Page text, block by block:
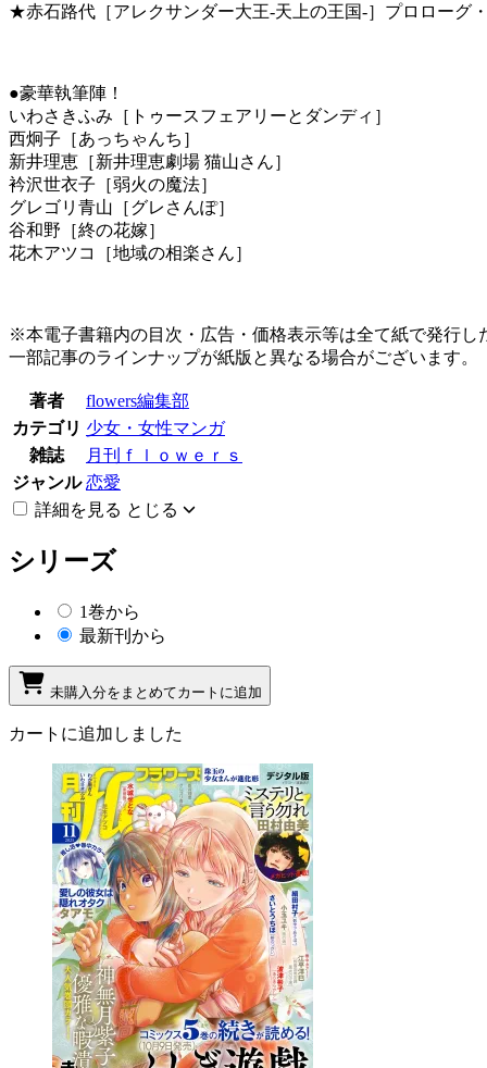
★赤石路代［アレクサンダー大王‐天上の王国‐］プロローグ
●豪華執筆陣！
いわさきふみ［トゥースフェアリーとダンディ］
西炯子［あっちゃんち］
新井理恵［新井理恵劇場 猫山さん］
衿沢世衣子［弱火の魔法］
グレゴリ青山［グレさんぽ］
谷和野［終の花嫁］
花木アツコ［地域の相楽さん］
※本電子書籍内の目次・広告・価格表示等は全て紙で発行
一部記事のラインナップが紙版と異なる場合がございます。
著者
flowers編集部
カテゴリ 少女・女性マンガ
雑誌
月刊ｆｌｏｗｅｒｓ
ジャンル 恋愛
詳細を見る とじる
シリーズ
1巻から
最新刊から
未購入分をまとめてカートに追加
カートに追加しました